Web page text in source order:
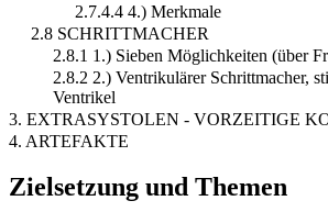
2.7.4.4 4.) Merkmale
2.8 SCHRITTMACHER
2.8.1 1.) Sieben Möglichkeiten (über
2.8.2 2.) Ventrikulärer Schrittmacher,
Ventrikel
3. EXTRASYSTOLEN - VORZEITIGE
4. ARTEFAKTE
Zielsetzung und Themen